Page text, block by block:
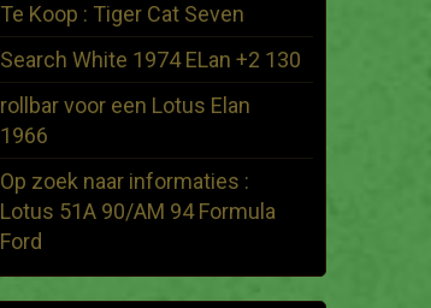
Te Koop : Tiger Cat Seven
Search White 1974 ELan +2 130
rollbar voor een Lotus Elan
1966
Op zoek naar informaties :
Lotus 51A 90/AM 94 Formula
Ford